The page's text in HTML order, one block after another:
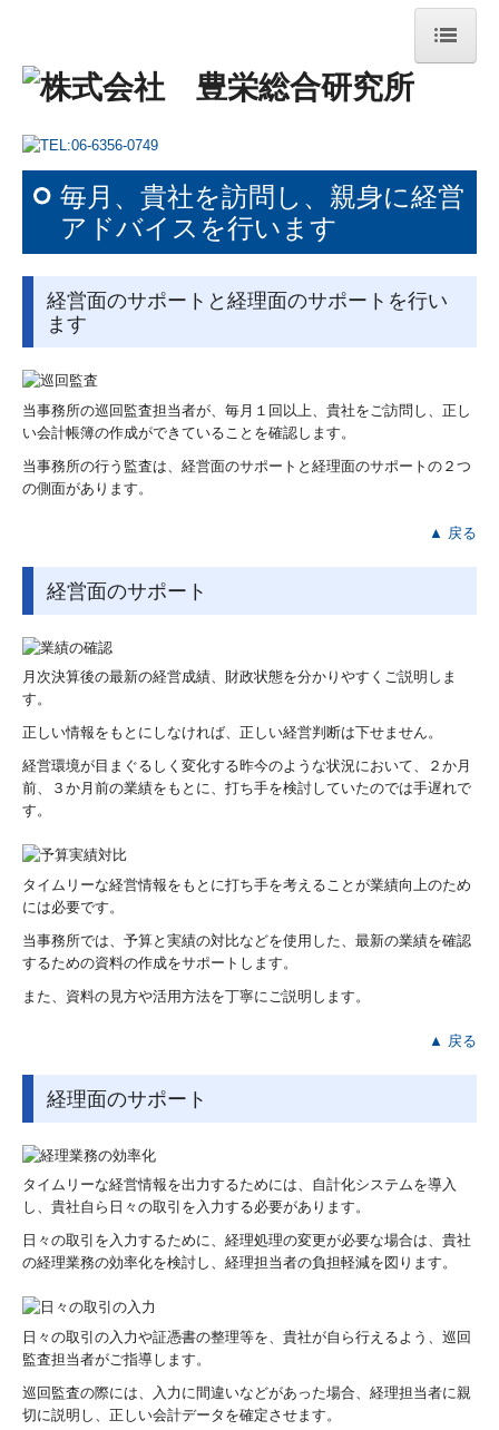
HOME
会社案内
健康経営
サービス案内
経営診断
経営改善
事業継承
その他サービス
お問い合わせ
実績紹介
毎月、貴社を訪問し、親身に経営
アドバイスを行います
経営面のサポートと経理面のサポートを行い
ます
当事務所の巡回監査担当者が、毎月１回以上、貴社をご訪問し、正し
い会計帳簿の作成ができていることを確認します。
当事務所の行う監査は、経営面のサポートと経理面のサポートの２つ
の側面があります。
▲ 戻る
経営面のサポート
月次決算後の最新の経営成績、財政状態を分かりやすくご説明しま
す。
正しい情報をもとにしなければ、正しい経営判断は下せません。
経営環境が目まぐるしく変化する昨今のような状況において、２か月
前、３か月前の業績をもとに、打ち手を検討していたのでは手遅れで
す。
タイムリーな経営情報をもとに打ち手を考えることが業績向上のため
には必要です。
当事務所では、予算と実績の対比などを使用した、最新の業績を確認
するための資料の作成をサポートします。
また、資料の見方や活用方法を丁寧にご説明します。
▲ 戻る
経理面のサポート
タイムリーな経営情報を出力するためには、自計化システムを導入
し、貴社自ら日々の取引を入力する必要があります。
日々の取引を入力するために、経理処理の変更が必要な場合は、貴社
の経理業務の効率化を検討し、経理担当者の負担軽減を図ります。
日々の取引の入力や証憑書の整理等を、貴社が自ら行えるよう、巡回
監査担当者がご指導します。
巡回監査の際には、入力に間違いなどがあった場合、経理担当者に親
切に説明し、正しい会計データを確定させます。